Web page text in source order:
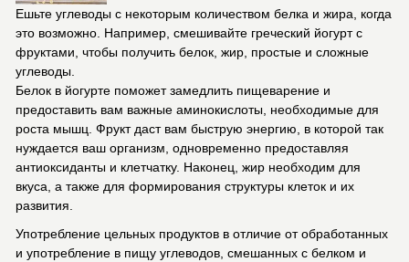
Ешьте углеводы с некоторым количеством белка и жира, когда
это возможно. Например, смешивайте греческий йогурт с
фруктами, чтобы получить белок, жир, простые и сложные
углеводы.
Белок в йогурте поможет замедлить пищеварение и
предоставить вам важные аминокислоты, необходимые для
роста мышц. Фрукт даст вам быструю энергию, в которой так
нуждается ваш организм, одновременно предоставляя
антиоксиданты и клетчатку. Наконец, жир необходим для
вкуса, а также для формирования структуры клеток и их
развития.
Употребление цельных продуктов в отличие от обработанных
и употребление в пищу углеводов, смешанных с белком и